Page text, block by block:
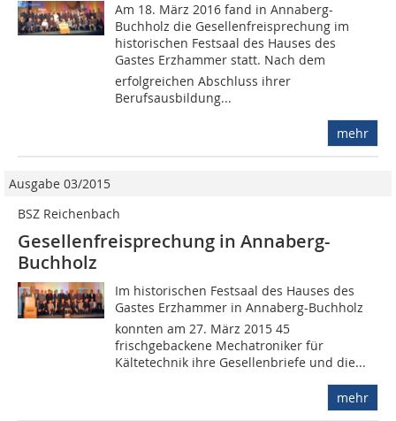
Am 18. März 2016 fand in Annaberg-
Buchholz die Gesellenfreisprechung im
historischen Festsaal des Hauses des
Gastes Erzhammer statt. Nach dem
erfolgreichen Abschluss ihrer
Berufsausbildung...
mehr
Ausgabe 03/2015
BSZ Reichenbach
Gesellenfreisprechung in Annaberg-
Buchholz
Im historischen Festsaal des Hauses des
Gastes Erzhammer in Annaberg-Buchholz
konnten am 27. März 2015 45
frischgebackene Mechatroniker für
Kältetechnik ihre Gesellenbriefe und die...
mehr